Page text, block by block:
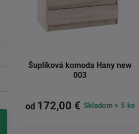
Šuplíková komoda Hany new
003
od 172,00 € Skladom > 5 ks